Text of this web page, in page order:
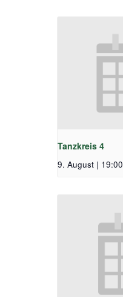
Tanzkreis 4
9. August | 19:00